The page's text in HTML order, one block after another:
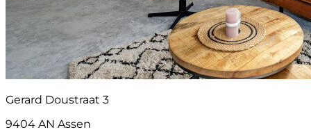
Gerard Doustraat 3
9404 AN Assen